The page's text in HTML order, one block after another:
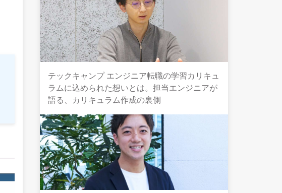
テックキャンプ エンジニア転職の学習カリキュ
ラムに込められた想いとは。担当エンジニアが
語る、カリキュラム作成の裏側